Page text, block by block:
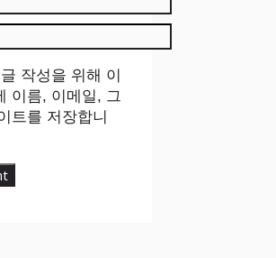
작성을 위해 이
이름, 이메일, 그
트를 저장합니